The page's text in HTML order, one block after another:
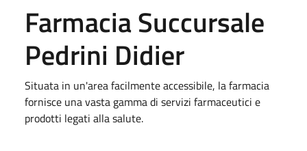
Farmacia Succursale
Pedrini Didier
Situata in un'area facilmente accessibile, la farmacia
fornisce una vasta gamma di servizi farmaceutici e
prodotti legati alla salute.